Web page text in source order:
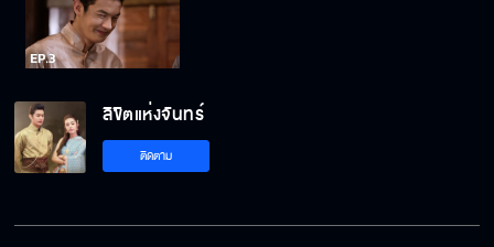
ลิขิตแห่งจันทร์
ติดตาม